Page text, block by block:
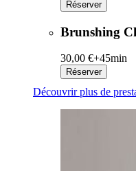
Réserver
Brunshing
30,00 €+45min
Réserver
Découvrir plus de